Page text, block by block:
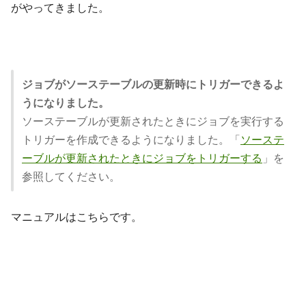
がやってきました。
ジョブがソーステーブルの更新時にトリガーできるよ
うになりました。
ソーステーブルが更新されたときにジョブを実行する
トリガーを作成できるようになりました。「ソーステ
ーブルが更新されたときにジョブをトリガーする 」を
参照してください。
マニュアルはこちらです。